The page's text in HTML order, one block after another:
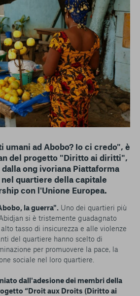
di alcuni cookie può
sulla Piattaforma e il suo
“Conferma le mie scelte”, la
effettuata verrà salvata. Se non è
opzione, premere questo pulsante
i cookie. Per ulteriori informazioni, è
nostraUlteriori informazioni
necessari
umani ad Abobo? Io ci credo", è
del progetto "Diritto ai diritti",
dalla ong ivoriana Piattaforma
quartiere della capitale
con l'Unione Europea.
la guerra". Uno dei quartieri più
si è tristemente guadagnato
tasso di insicurezza e alle violenze
del quartiere hanno scelto di
per promuovere la pace, la
sociale nel loro quartiere.
dall'adesione dei membri della
“Droit aux Droits (Diritto ai